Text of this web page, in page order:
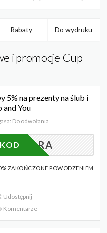
Rabaty Do wydruku
i promocje Cup
5% na prezenty na ślub i
and You
Do odwołania
ZAKOŃCZONE POWODZENIEM
Udostępnij
Komentarze